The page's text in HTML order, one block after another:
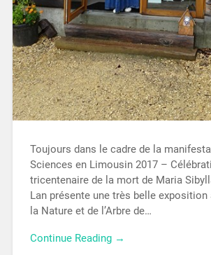
Toujours dans le cadre de la
Sciences en Limousin 2017 –
tricentenaire de la mort de Maria
Lan présente une très belle
la Nature et de l’Arbre de…
Continue Reading →